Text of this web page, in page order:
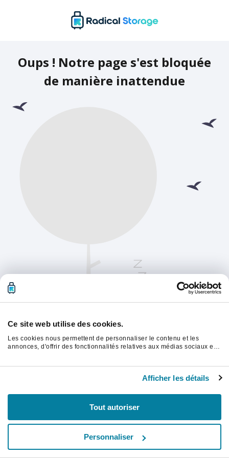
Ce site web utilise des cookies.
Les cookies nous permettent de personnaliser le contenu et les
annonces, d'offrir des fonctionnalités relatives aux médias sociaux et
informations que vous leur avez fournies ou qu'ils ont collectées lors
Afficher les détails
Tout autoriser
Personnaliser
Oups ! Notre page s'est bloquée
de manière inattendue
Veuillez actualiser la page pour continuer.
Rafraîchir